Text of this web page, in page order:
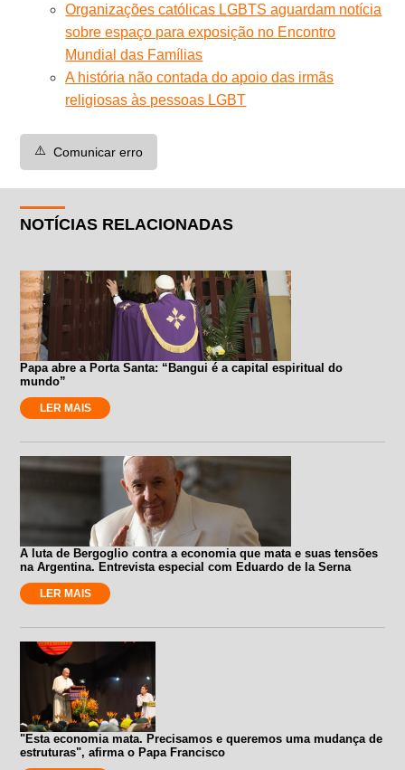
Organizações católicas LGBTS aguardam notícia
sobre espaço para exposição no Encontro
Mundial das Famílias
A história não contada do apoio das irmãs
religiosas às pessoas LGBT
⚠️ Comunicar erro
NOTÍCIAS RELACIONADAS
Papa abre a Porta Santa: “Bangui é a capital espiritual do
mundo”
LER MAIS
A luta de Bergoglio contra a economia que mata e suas tensões
na Argentina. Entrevista especial com Eduardo de la Serna
LER MAIS
"Esta economia mata. Precisamos e queremos uma mudança de
estruturas", afirma o Papa Francisco